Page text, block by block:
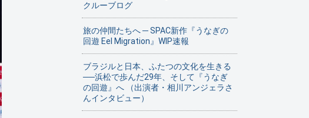
クルーブログ
旅の仲間たちへ ─ SPAC新作『うなぎの
回遊 Eel Migration』WIP速報
ブラジルと日本、ふたつの文化を生きる
──浜松で歩んだ29年、そして『うなぎ
の回遊』へ （出演者・相川アンジェラさ
んインタビュー）